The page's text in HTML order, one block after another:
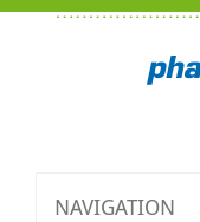
NAVIGATION